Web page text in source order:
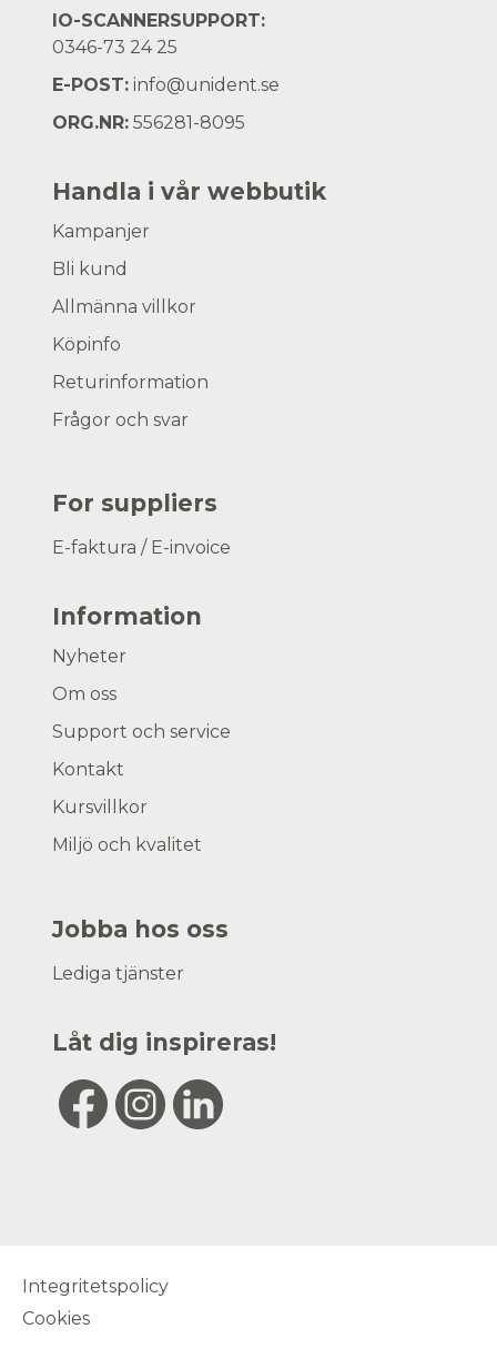
IO-SCANNERSUPPORT:
0346-73 24 25
E-POST: info@unident.se
ORG.NR: 556281-8095
Handla i vår webbutik
Kampanjer
Bli kund
Allmänna villkor
Köpinfo
Returinformation
Frågor och svar
For suppliers
E-faktura / E-invoice
Information
Nyheter
Om oss
Support och service
Kontakt
Kursvillkor
Miljö och kvalitet
Jobba hos oss
Lediga tjänster
Låt dig inspireras!
Integritetspolicy
Cookies